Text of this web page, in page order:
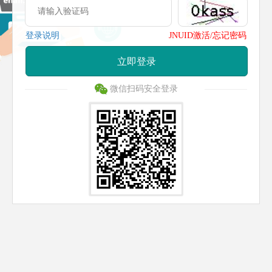
登录说明 JNUID激活/忘记密码
立即登录
微信扫码安全登录